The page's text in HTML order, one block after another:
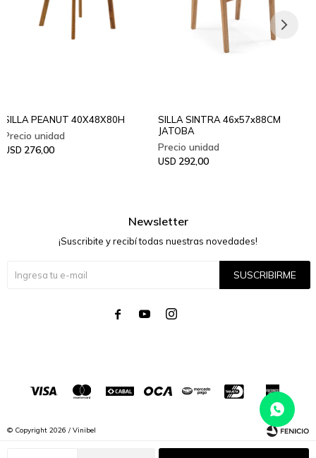
SILLA PEANUT 40X48X80H
USD 276,00
SILLA SINTRA 46x57x88CM
JATOBA
USD 292,00
Newsletter
¡Suscribite y recibí todas nuestras novedades!
SUSCRIBIRME
  
© Copyright 2026 / Vinibel